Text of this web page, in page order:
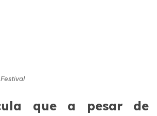
que a pesar de